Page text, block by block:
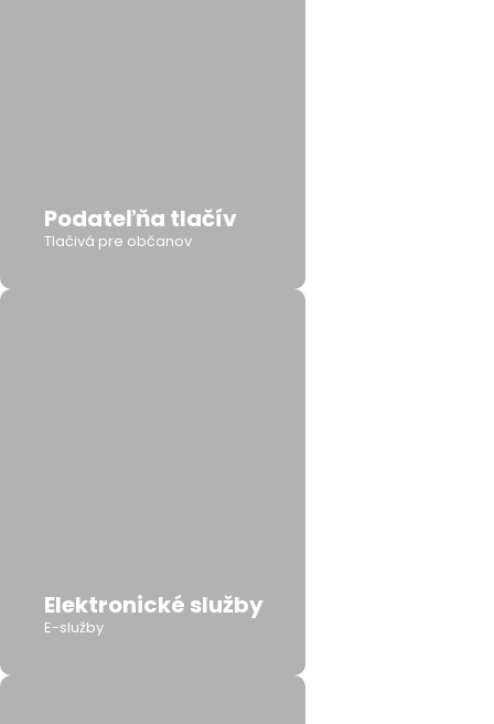
Podateľňa tlačív
Tlačivá pre občanov
Elektronické služby
E-služby